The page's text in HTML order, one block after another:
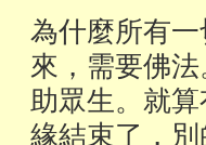
為什麼所有
來，需要佛
助眾生。就
緣結束了，